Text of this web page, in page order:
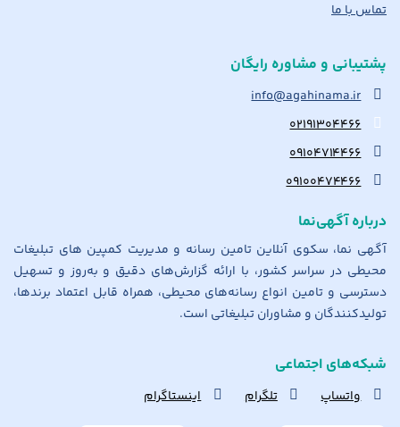
تماس با ما
پشتیبانی و مشاوره رایگان
info@agahinama.ir
۰۲۱۹۱۳۰۴۴۶۶
۰۹۱۰۴۷۱۴۴۶۶
۰۹۱۰۰۴۷۴۴۶۶
درباره آگهی‌نما
آگهی نما، سکوی آنلاین تامین رسانه و مدیریت کمپین های تبلیغات
محیطی در سراسر کشور، با ارائه گزارش‌های دقیق و به‌روز و تسهیل
دسترسی و تامین انواع رسانه‌های محیطی، همراه قابل اعتماد برندها،
تولیدکنندگان و مشاوران تبلیغاتی است.
شبکه‌های اجتماعی
واتساپ تلگرام اینستاگرام